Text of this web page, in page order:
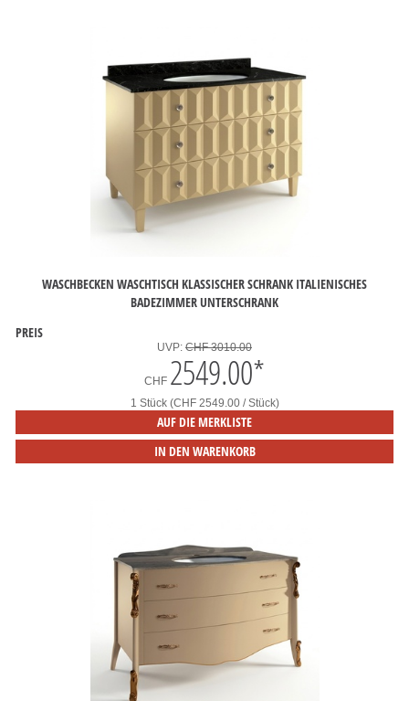
WASCHBECKEN WASCHTISCH KLASSISCHER SCHRANK ITALIENISCHES
BADEZIMMER UNTERSCHRANK
PREIS
UVP: CHF 3010.00
CHF 2549.00*
1 Stück (CHF 2549.00 / Stück)
AUF DIE MERKLISTE
IN DEN WARENKORB